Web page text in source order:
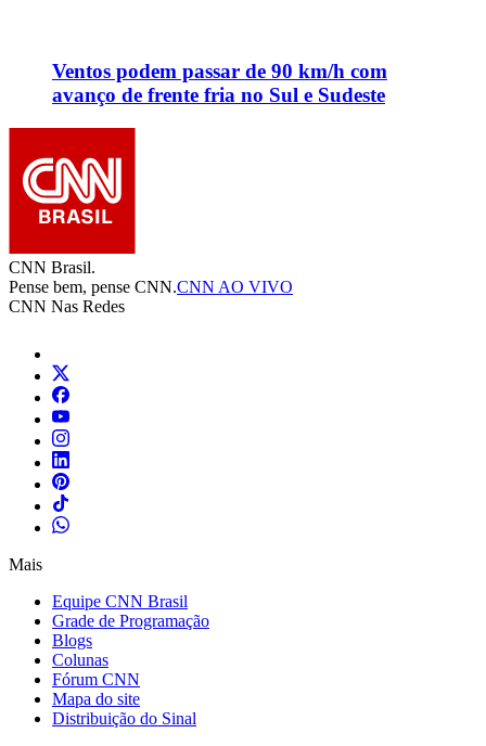
Ventos podem passar de 90 km/h com
avanço de frente fria no Sul e Sudeste
CNN Brasil.
Pense bem, pense CNN.CNN AO VIVO
CNN Nas Redes
Mais
Equipe CNN Brasil
Grade de Programação
Blogs
Colunas
Fórum CNN
Mapa do site
Distribuição do Sinal